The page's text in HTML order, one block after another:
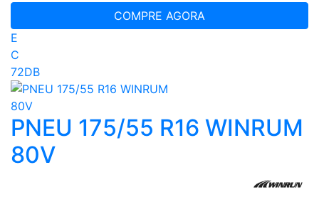
COMPRE AGORA
E
C
72DB
PNEU 175/55 R16 WINRUM
80V